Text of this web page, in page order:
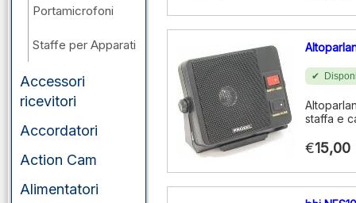
Portamicrofoni
Staffe per Apparati
Accessori
ricevitori
Accordatori
Action Cam
Alimentatori
staffa e
€15,00